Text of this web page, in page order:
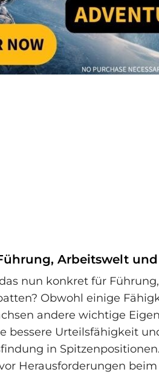
Arbeitswelt
nun konkret für
Obwohl einige
andere wichtige
bessere Urteilsfähigkeit
in
Herausforderungen